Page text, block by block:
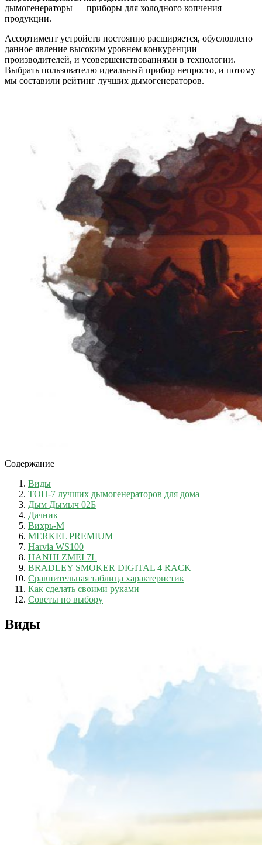
дымогенераторы — приборы для холодного копчения
продукции.
Ассортимент устройств постоянно расширяется, обусловлено
данное явление высоким уровнем конкуренции
производителей, и усовершенствованиями в технологии.
Выбрать пользователю идеальный прибор непросто, и потому
мы составили рейтинг лучших дымогенераторов.
Содержание
Виды
ТОП-7 лучших дымогенераторов для дома
Дым Дымыч 02Б
Дачник
Вихрь-М
MERKEL PREMIUM
Harvia WS100
HANHI ZMEI 7L
BRADLEY SMOKER DIGITAL 4 RACK
Сравнительная таблица характеристик
Как сделать своими руками
Советы по выбору
Виды